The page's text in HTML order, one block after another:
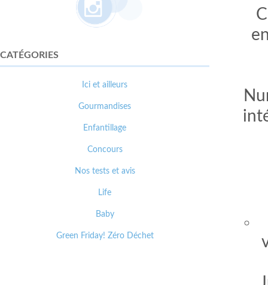
CATÉGORIES
Ici et ailleurs
Gourmandises
Enfantillage
Concours
Nos tests et avis
Life
Baby
Green Friday! Zéro Déchet